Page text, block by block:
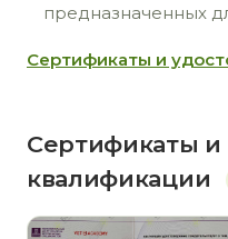
предназначенных
Сертификаты и
Сертификаты
квалификации